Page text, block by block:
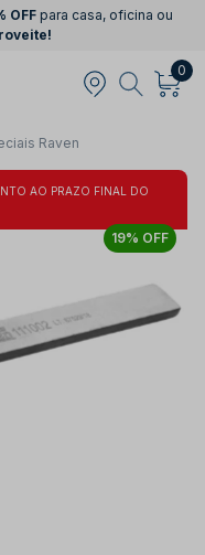
OFFpara casa, oficina ou
0
Raven
AO PRAZO FINAL DO
19% OFF